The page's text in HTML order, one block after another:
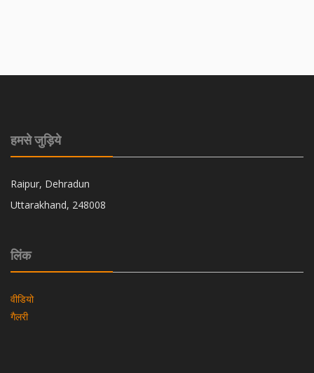
हमसे जुड़िये
Raipur, Dehradun
Uttarakhand, 248008
लिंक
वीडियो
गैलरी